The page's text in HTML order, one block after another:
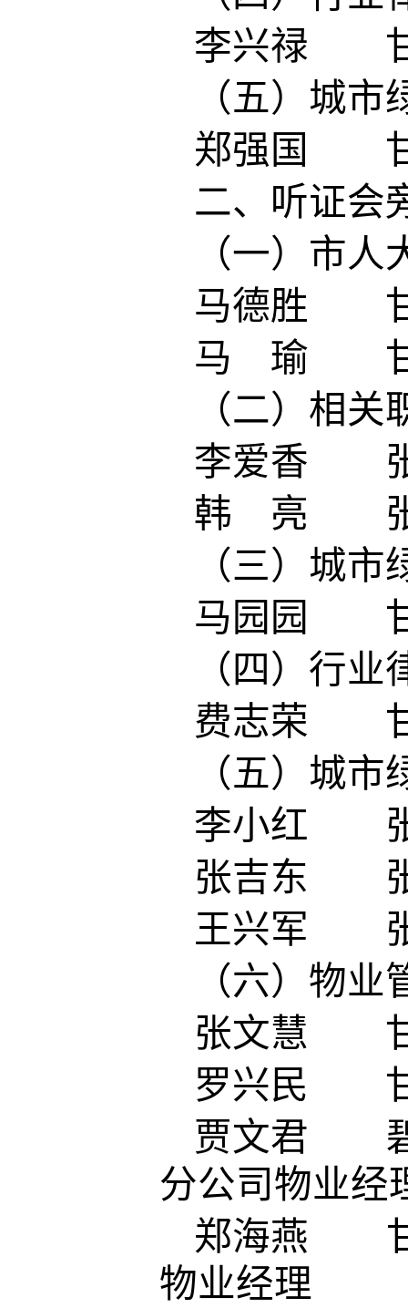
李兴禄 甘
（五）城
郑强国 甘
二、听证会
（一）市
马德胜 甘
马 瑜 甘
（二）相
李爱香 张
韩 亮 张掖
（三）城
马园园 甘
（四）行业
费志荣 甘
（五）城
李小红 张
张吉东 张
王兴军 张
（六）物
张文慧 甘
罗兴民 甘
贾文君 碧
分公司物业经
郑海燕 甘
物业经理